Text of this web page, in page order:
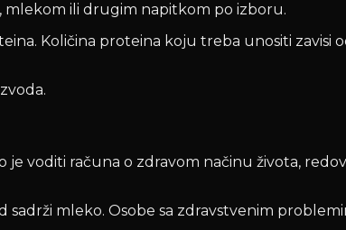
mlekom ili drugim napitkom po izboru.
Količina proteina koju treba unositi zavisi
voditi računa o zdravom načinu života,
mleko. Osobe sa zdravstvenim